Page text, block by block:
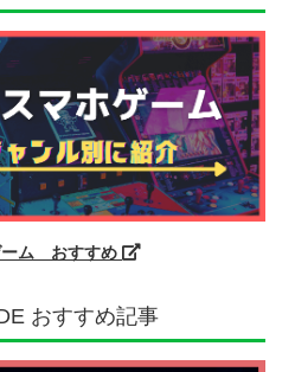
ーム おすすめ
おすすめ記事